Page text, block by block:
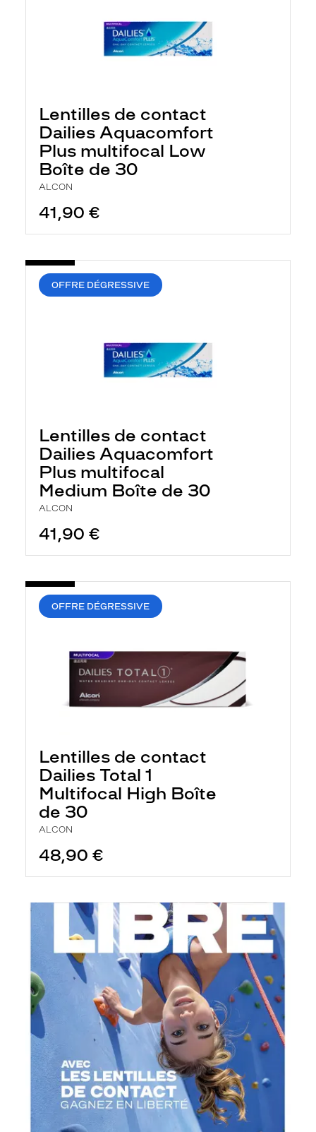
Lentilles de contact
Dailies Aquacomfort
Plus multifocal Low
Boîte de 30
ALCON
41,90 €
OFFRE DÉGRESSIVE
Lentilles de contact
Dailies Aquacomfort
Plus multifocal
Medium Boîte de 30
ALCON
41,90 €
OFFRE DÉGRESSIVE
Lentilles de contact
Dailies Total 1
Multifocal High Boîte
de 30
ALCON
48,90 €